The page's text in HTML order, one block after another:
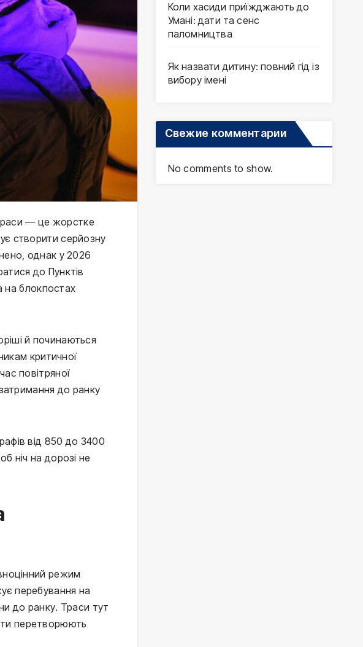
— це жорстке
створити серйозну
однак у 2026
до Пунктів
на блокпостах
й починаються
критичної
повітряної
до ранку
від 850 до 3400
ніч на дорозі не
режим
перебування на
до ранку. Траси тут
перетворюють
Коли хасиди приїжджають до
Умані: дати та сенс
паломництва
Як назвати дитину: повний гід із
вибору імені
Свежие комментарии
No comments to show.